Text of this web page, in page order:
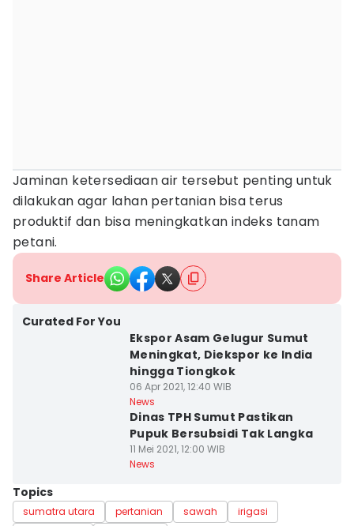
Jaminan ketersediaan air tersebut penting untuk
dilakukan agar lahan pertanian bisa terus
produktif dan bisa meningkatkan indeks tanam
petani.
Share Article
Curated For You
Ekspor Asam Gelugur Sumut
Meningkat, Diekspor ke India
hingga Tiongkok
06 Apr 2021, 12:40 WIB
News
Dinas TPH Sumut Pastikan
Pupuk Bersubsidi Tak Langka
11 Mei 2021, 12:00 WIB
News
Topics
sumatra utara pertanian sawah
irigasi